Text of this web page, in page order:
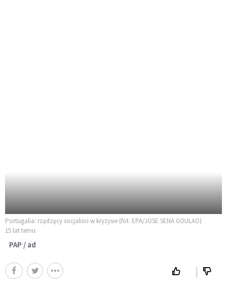
Portugalia: rządzący socjaliści w kryzysie (fot. EPA/JOSE SENA GOULAO)
15 lat temu
PAP / ad